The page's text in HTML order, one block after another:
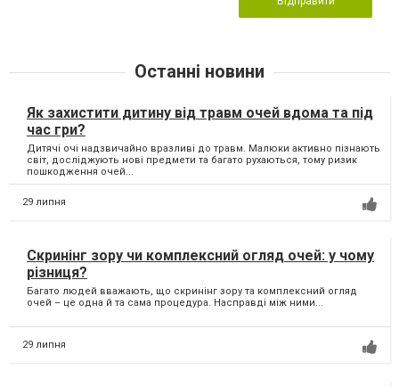
Останні новини
Як захистити дитину від травм очей вдома та під
час гри?
Дитячі очі надзвичайно вразливі до травм. Малюки активно пізнають
світ, досліджують нові предмети та багато рухаються, тому ризик
пошкодження очей...
29 липня
Скринінг зору чи комплексний огляд очей: у чому
різниця?
Багато людей вважають, що скринінг зору та комплексний огляд
очей – це одна й та сама процедура. Насправді між ними...
29 липня